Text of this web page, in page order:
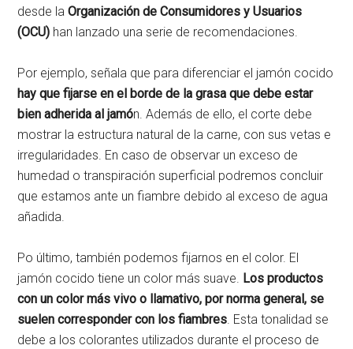
desde laOrganización de Consumidores y Usuarios
(OCU) han lanzado una serie de recomendaciones.
Por ejemplo, señala que para diferenciar el jamón cocido
hay que fijarse en el borde de la grasa que debe estar
bien adherida al jamón. Además de ello, el corte debe
mostrar la estructura natural de la carne, con sus vetas e
irregularidades. En caso de observar un exceso de
humedad o transpiración superficial podremos concluir
que estamos ante un fiambre debido al exceso de agua
añadida.
Po último, también podemos fijarnos en el color. El
jamón cocido tiene un color más suave. Los productos
con un color más vivo o llamativo, por norma general, se
suelen corresponder con los fiambres. Esta tonalidad se
debe a los colorantes utilizados durante el proceso de